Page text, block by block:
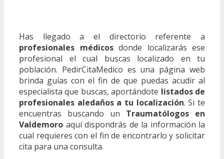
Has llegado a el directorio referente a
profesionales médicosdonde localizarás ese
profesional el cual buscas localizado en tu
población. PedirCitaMedico es una página web
brinda guías con el fin de que puedas acudir al
especialista que buscas, aportándote listados de
profesionales aledaños a tu localización. Si te
encuentras buscando un Traumatólogos en
Valdemoro aquí dispondrás de la información la
cual requieres con el fin de encontrarlo y solicitar
cita para una consulta.